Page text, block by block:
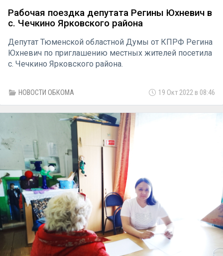
Рабочая поездка депутата Регины Юхневич в
с. Чечкино Ярковского района
Депутат Тюменской областной Думы от КПРФ Регина
Юхневич по приглашению местных жителей посетила
с. Чечкино Ярковского района.
НОВОСТИ ОБКОМА 19 Окт 2022 в 08:46